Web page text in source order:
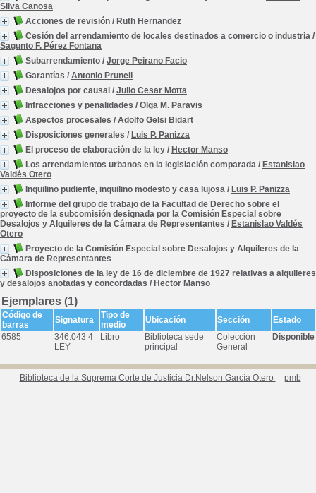
Silva Canosa
Acciones de revisión / Ruth Hernandez
Cesión del arrendamiento de locales destinados a comercio o industria /
Sagunto F. Pérez Fontana
Subarrendamiento / Jorge Peirano Facio
Garantías / Antonio Prunell
Desalojos por causal / Julio Cesar Motta
Infracciones y penalidades / Olga M. Paravis
Aspectos procesales / Adolfo Gelsi Bidart
Disposiciones generales / Luis P. Panizza
El proceso de elaboración de la ley / Hector Manso
Los arrendamientos urbanos en la legislación comparada / Estanislao
Valdés Otero
Inquilino pudiente, inquilino modesto y casa lujosa / Luis P. Panizza
Informe del grupo de trabajo de la Facultad de Derecho sobre el
proyecto de la subcomisión designada por la Comisión Especial sobre
Desalojos y Alquileres de la Cámara de Representantes / Estanislao Valdés
Otero
Proyecto de la Comisión Especial sobre Desalojos y Alquileres de la
Cámara de Representantes
Disposiciones de la ley de 16 de diciembre de 1927 relativas a alquileres
y desalojos anotadas y concordadas / Hector Manso
Ejemplares (1)
Código de
barras
Signatura
Tipo de
medio
Ubicación Sección
Estado
6585
346.043 4
LEY
Libro
Biblioteca sede
principal
Colección
General
Disponible
Biblioteca de la Suprema Corte de Justicia Dr.Nelson García Otero pmb